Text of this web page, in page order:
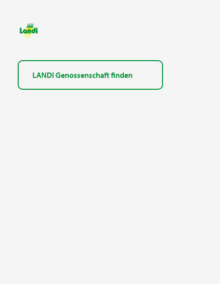
LANDI Genossenschaft finden